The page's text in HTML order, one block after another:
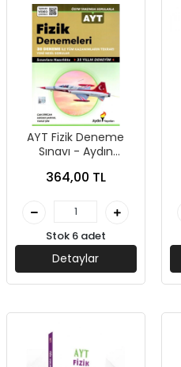
AYT Fizik Deneme
Sınavı - Aydın
364,00 TL
Stok 6 adet
Detaylar